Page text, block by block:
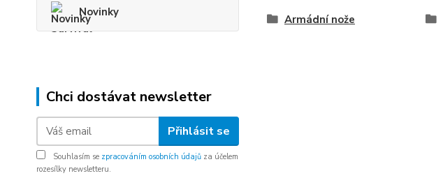
Novinky
Chci dostávat newsletter
Přihlásit se
Souhlasím se zpracováním osobních údajů za účelem
rozesílky newsletteru.
Armádní nože